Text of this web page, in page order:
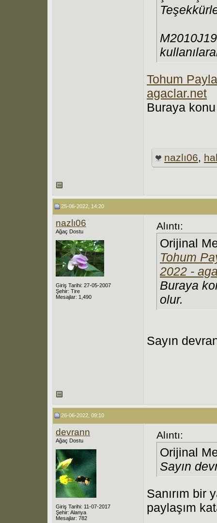
Tohum
agaclar.net
Buraya
nazlı06,
25-06-2022, 14:20
nazlı06
Ağaç Dostu
Giriş Tarihi: 27-05-2007
Şehir: Tire
Mesajlar: 1,490
Alıntı:
Orijinal
Tohum
2022 -
Buraya
olur.
Sayın
26-06-2022, 09:10
devrann
Ağaç Dostu
Giriş Tarihi: 11-07-2017
Şehir: Alanya
Mesajlar: 782
Alıntı:
Orijinal
Sayın
Sanırım bir
paylaşım